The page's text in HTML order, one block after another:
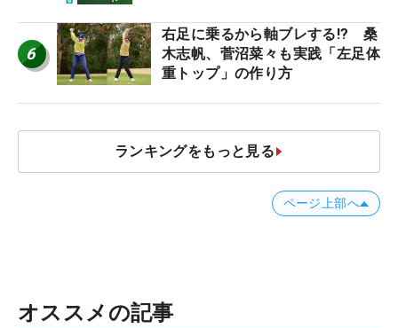
6
右足に乗るから軸ブレする!? 桑
木志帆、菅沼菜々も実践「左足体
重トップ」の作り方
ランキングをもっと見る
ページ上部へ
オススメの記事